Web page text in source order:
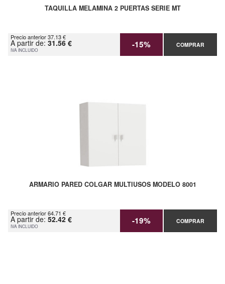
TAQUILLA MELAMINA 2 PUERTAS SERIE MT
Precio anterior 37.13 €
A partir de: 31.56 €
IVA INCLUIDO -15% COMPRAR
ARMARIO PARED COLGAR MULTIUSOS MODELO 8001
Precio anterior 64.71 €
A partir de: 52.42 €
IVA INCLUIDO -19% COMPRAR